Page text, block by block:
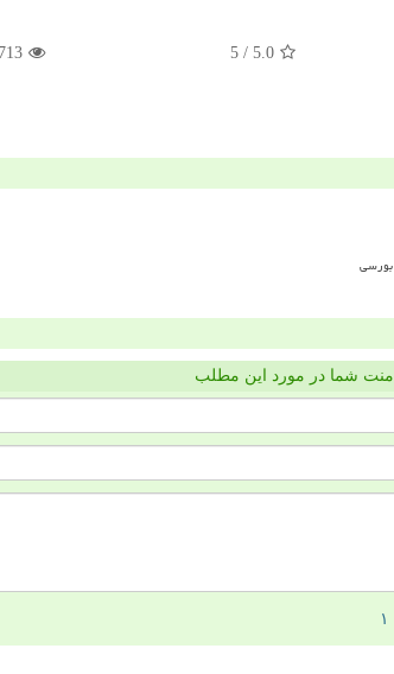
5.0
/ 5
شما در مورد این مطلب